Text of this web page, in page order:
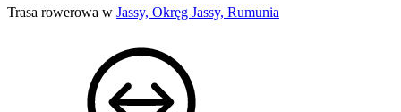
Trasa rowerowa w Jassy, Okręg Jassy, Rumunia